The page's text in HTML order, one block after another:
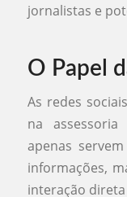
jornalistas e
O Papel
As redes
na
apenas
informações,
interação